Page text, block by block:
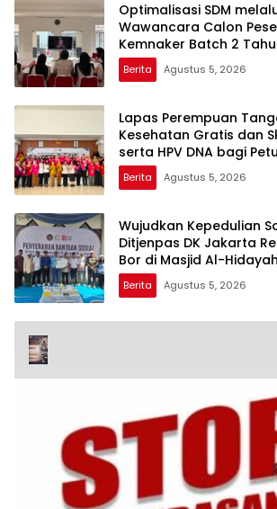
Optimalisasi SDM
Wawancara Calon
Kemnaker Batch 2
Berita Agustus 5, 2026
Lapas Perempuan
Kesehatan Gratis dan
serta HPV DNA bagi
Binaan
Berita Agustus 5, 2026
Wujudkan Kepedulian
Ditjenpas DK Jakarta
Bor di Masjid Al-Hidayah
Berita Agustus 5, 2026